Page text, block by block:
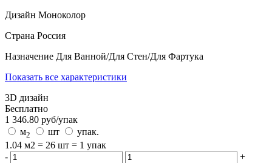
Дизайн Моноколор
Страна Россия
Назначение Для Ванной/Для Стен/Для Фартука
Показать все характеристики
3D дизайн
Бесплатно
1 346.80 руб/упак
м2 шт
упак.
1.04 м2 = 26 шт = 1 упак
-
+